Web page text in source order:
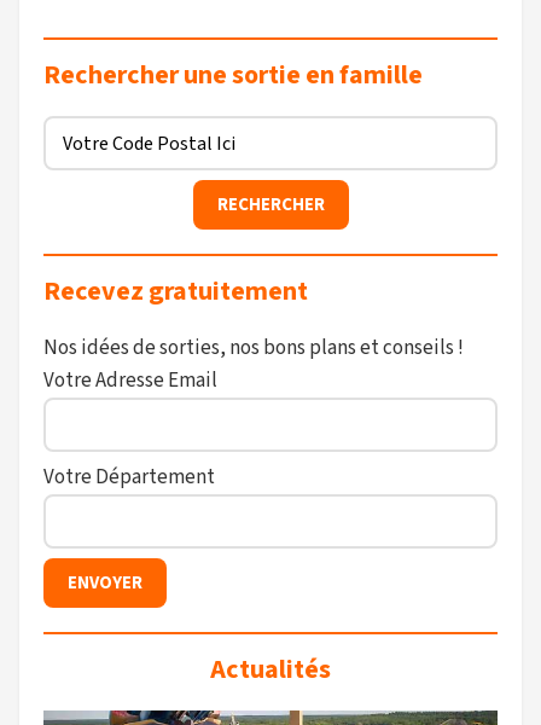
Rechercher une sortie en famille
Recevez gratuitement
Nos idées de sorties, nos bons plans et conseils !
Votre Adresse Email
Votre Département
Actualités